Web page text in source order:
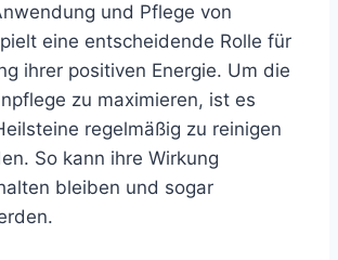
und Pflege von
eine entscheidende Rolle für
ihrer positiven Energie. Um die
zu maximieren, ist es
regelmäßig zu reinigen
So kann ihre Wirkung
bleiben und sogar